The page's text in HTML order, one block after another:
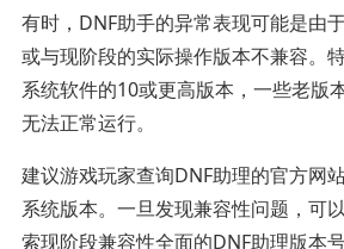
有时，DNF助手的异常表现可能是由
或与现阶段的实际操作版本不兼容。
系统软件的10或更高版本，一些老版
无法正常运行。
建议游戏玩家查询DNF助理的官方网
系统版本。一旦发现兼容性问题，可
索现阶段兼容性全面的DNF助理版本